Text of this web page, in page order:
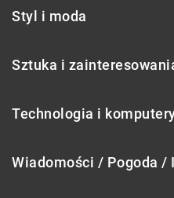
Styl i moda
Sztuka i
Technologia i
Wiadomości / Pogoda /